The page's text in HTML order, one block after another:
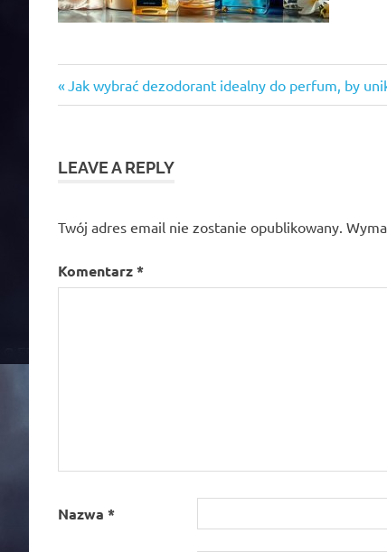
Nawigacja
Previous
Post:
Jak wybrać dezodorant idealny do perfum, by
LEAVE A REPLY
Twój adres email nie zostanie opublikowany.
Komentarz*
Nazwa *